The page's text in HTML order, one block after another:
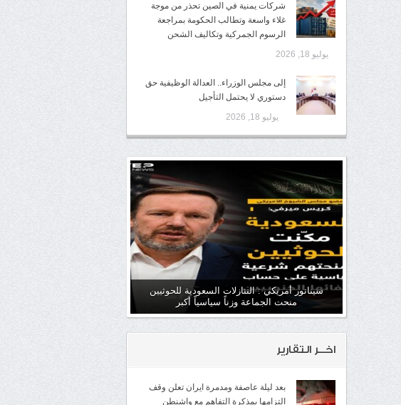
شركات يمنية في الصين تحذر من موجة
غلاء واسعة وتطالب الحكومة بمراجعة
الرسوم الجمركية وتكاليف الشحن
يوليو 18, 2026
إلى مجلس الوزراء.. العدالة الوظيفية حق
دستوري لا يحتمل التأجيل
يوليو 18, 2026
سيناتور أمريكي : التنازلات السعودية للحوثيين
منحت الجماعة وزناً سياسياً أكبر
اخــر التقارير
بعد ليلة عاصفة ومدمرة ايران تعلن وقف
التزامها بمذكرة التفاهم مع واشنطن